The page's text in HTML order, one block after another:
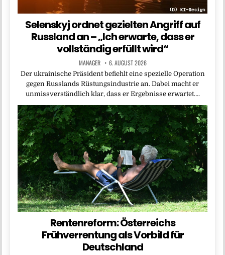
Selenskyj ordnet gezielten Angriff auf
Russland an – „Ich erwarte, dass er
vollständig erfüllt wird“
MANAGER 6. AUGUST 2026
Der ukrainische Präsident befiehlt eine spezielle Operation
gegen Russlands Rüstungsindustrie an. Dabei macht er
unmissverständlich klar, dass er Ergebnisse erwartet….
Rentenreform: Österreichs
Frühverrentung als Vorbild für
Deutschland